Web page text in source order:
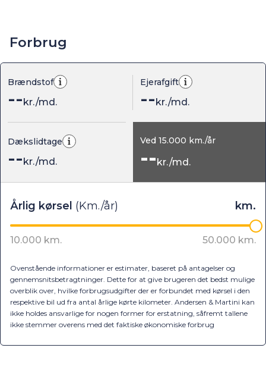
Forbrug
Brændstof
--kr./md.
Ejerafgift
--kr./md.
Dækslidtage
--kr./md.
Ved 15.000 km./år
--kr./md.
Ovenstående informationer er estimater, baseret på antagelser og
gennemsnitsbetragtninger. Dette for at give brugeren det bedst mulige
overblik over, hvilke forbrugsudgifter der er forbundet med kørsel i den
respektive bil ud fra antal årlige kørte kilometer. Andersen & Martini kan
ikke holdes ansvarlige for nogen former for erstatning, såfremt tallene
ikke stemmer overens med det faktiske økonomiske forbrug